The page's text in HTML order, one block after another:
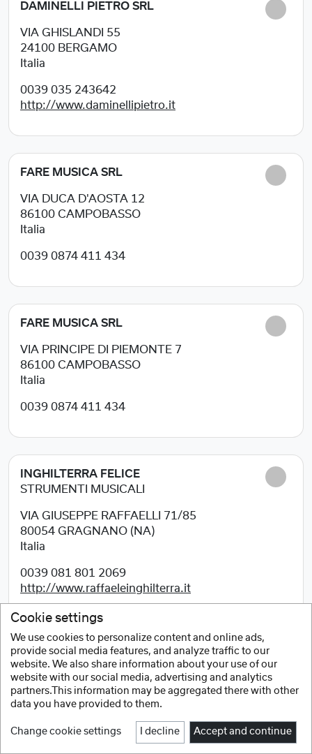
DAMINELLI PIETRO SRL
VIA GHISLANDI 55
24100 BERGAMO
Italia
0039 035 243642
http://www.daminellipietro.it
FARE MUSICA SRL
VIA DUCA D'AOSTA 12
86100 CAMPOBASSO
Italia
0039 0874 411 434
FARE MUSICA SRL
VIA PRINCIPE DI PIEMONTE 7
86100 CAMPOBASSO
Italia
0039 0874 411 434
INGHILTERRA FELICE
STRUMENTI MUSICALI
VIA GIUSEPPE RAFFAELLI 71/85
80054 GRAGNANO (NA)
Italia
0039 081 801 2069
http://www.raffaeleinghilterra.it
IPPO S.A.S.
DI ANDREA IPPOLITO & CO.
VIA LIBERTA, 291
80055
PORTICI (NA)
Italia
Cookie settings
We use cookies to personalize content and online ads,
provide social media features, and analyze traffic to our
website. We also share information about your use of our
website with our social media, advertising and analytics
partners.This information may be aggregated there with other
data you have provided to them.
Change cookie settings I decline Accept and continue